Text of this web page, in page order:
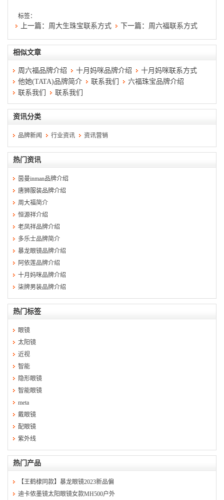
标签：
上一篇： 周大生珠宝联系方式 下一篇： 周六福联系方式
相似文章
周六福品牌介绍 十月妈咪品牌介绍
十月妈咪联系方式
他她(TATA)品牌简介
联系我们
六福珠宝品牌介绍
联系我们
联系我们
资讯分类
品牌新闻 行业资讯 资讯营销
热门资讯
茵曼inman品牌介绍
唐狮服装品牌介绍
周大福简介
恒源祥介绍
老凤祥品牌介绍
多乐士品牌简介
暴龙眼镜品牌介绍
阿依莲品牌介绍
十月妈咪品牌介绍
柒牌男装品牌介绍
热门标签
眼镜
太阳镜
近视
智能
隐形眼镜
智能眼镜
meta
戴眼镜
配眼镜
紫外线
热门产品
【王鹤棣同款】暴龙眼镜2023新品偏
迪卡侬墨镜太阳眼镜女款MH500户外